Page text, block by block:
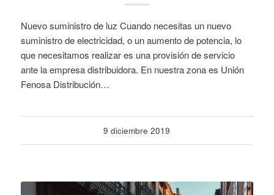
Nuevo suministro de luz Cuando necesitas un nuevo
suministro de electricidad, o un aumento de potencia, lo
que necesitamos realizar es una provisión de servicio
ante la empresa distribuidora. En nuestra zona es Unión
Fenosa Distribución…
9 diciembre 2019